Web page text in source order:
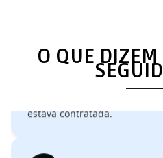
O QUE
Minha experiência com o
Fui indicada por uma amiga,